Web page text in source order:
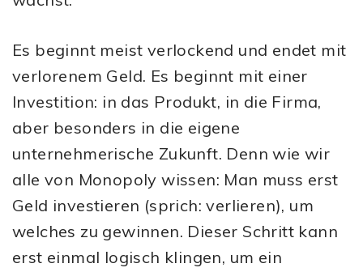
Es beginnt meist verlockend und endet mit
verlorenem Geld. Es beginnt mit einer
Investition: in das Produkt, in die Firma,
aber besonders in die eigene
unternehmerische Zukunft. Denn wie wir
alle von Monopoly wissen: Man muss erst
Geld investieren (sprich: verlieren), um
welches zu gewinnen. Dieser Schritt kann
erst einmal logisch klingen, um ein